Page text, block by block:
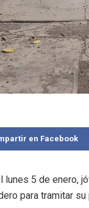
en Facebook
5 de enero,
para tramitar su